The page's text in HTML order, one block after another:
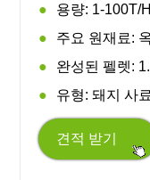
용량: 1-100T/H
주요 원재료:
완성된 펠렛:
유형: 돼지 사료
견적 받기